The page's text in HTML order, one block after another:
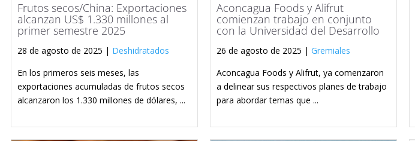
Frutos secos/China: Exportaciones
alcanzan US$ 1.330 millones al
primer semestre 2025
28 de agosto de 2025 | Deshidratados
En los primeros seis meses, las
exportaciones acumuladas de frutos secos
alcanzaron los 1.330 millones de dólares, ...
Aconcagua Foods y Alifrut
comienzan trabajo en conjunto
con la Universidad del Desarrollo
26 de agosto de 2025 | Gremiales
Aconcagua Foods y Alifrut, ya comenzaron
a delinear sus respectivos planes de trabajo
para abordar temas que ...